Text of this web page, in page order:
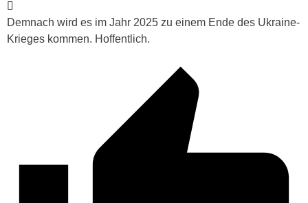
Demnach wird es im Jahr 2025 zu einem Ende des Ukraine-
Krieges kommen. Hoffentlich.